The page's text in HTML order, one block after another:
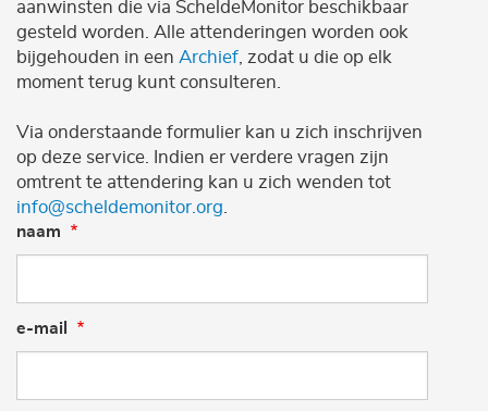
aanwinsten die via ScheldeMonitor beschikbaar
gesteld worden. Alle attenderingen worden ook
bijgehouden in een Archief , zodat u die op elk
moment terug kunt consulteren.
Via onderstaande formulier kan u zich inschrijven
op deze service. Indien er verdere vragen zijn
omtrent te attendering kan u zich wenden tot
info@scheldemonitor.org
naam
e-mail